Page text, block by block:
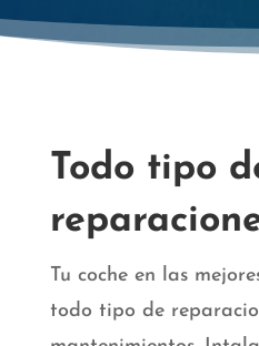
Todo tipo
Tu coche en las
todo tipo de